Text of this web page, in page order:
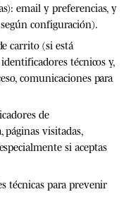
email y preferencias, y
configuración).
carrito (si está
técnicos y,
comunicaciones para
de
páginas visitadas,
si aceptas
técnicas para prevenir